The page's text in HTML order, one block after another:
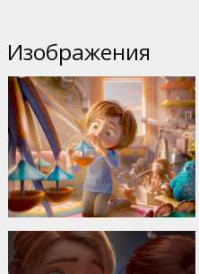
Фильм в формате 3D.*
* В отдельных кинотеатрах
информация в репертуарах
Дистрибьютор: Forum Cinemas
Pежиссер : Dylan Brown
В ролях: Mila Kunis,Jennifer
Tambor,Ken Jeong
John Oliver
Сайты: IMDB ,Facebook,
Изображения